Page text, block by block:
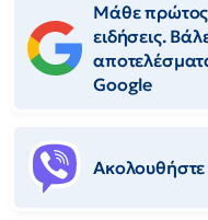
Μάθε πρώτος
ειδήσεις.
Google